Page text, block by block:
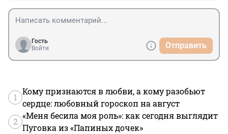
Гость
Войти
Отправить
1
Кому признаются в любви, а кому разобьют
сердце: любовный гороскоп на август
2
«Меня бесила моя роль»: как сегодня выглядит
Пуговка из «Папиных дочек»